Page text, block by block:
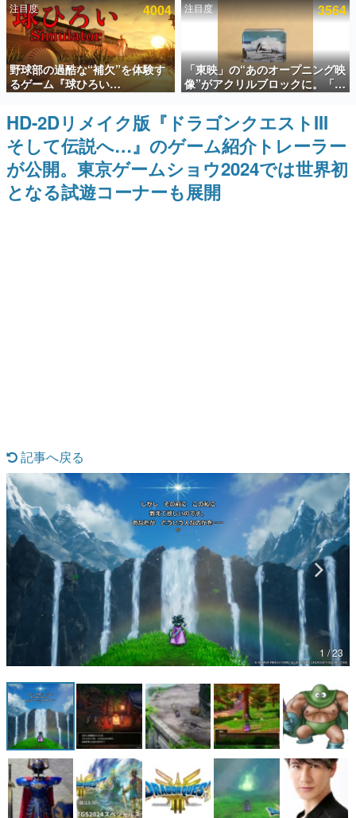
連載・特集一覧
殿堂入り記事
SNS拡散数が数千以上！ ページビュー数万以上！ などな
ど。多くの人々に読まれた、電ファミ渾身の“殿堂入り”記
事をまとめました。
ゲームの企画書
名作ゲームクリエイターの方々に製作時のエピソードをお
聞きし、ヒットする企画（ゲーム）とは何か？を探ってい
きます。
赫本
この物語を解いてはいけない。『赫本』は、〈試験問題〉
なんでゲームは面白い？
ゲーム開発者・hamatsu氏がゲームの魅力を画面や操作の
具体的な形から解き明かしていく、硬派で骨太な評論連載
です。
ゲームが変えた日本語
「経験値」「裏技」「ラスボス」… ゲームにまつわる言葉
の起源や用法の変遷を、コンピューター文化史研究家・タ
イニーP氏が徹底調査。
カテゴリ
マンガ
女性向け
アプリレビュー
その他
ルライク』無料公開。返事に失
敗すると「YOU DIED」
本体にはシャアのパーソナルマ
ークやジオン公国軍のエンブレ
ム、型式番号などを配置
注目度 4004
野球部の過酷な“補欠”を体験す
るゲーム『球ひろい
Simulator』が「1件」のウィッ
シュリストをもとにチェコ語に
対応しSNSで話題に。『キング
ダム・カム』開発元やチェコの
プロ野球選手から称賛の声
注目度 3564
「東映」の“あのオープニング映
像”がアクリルブロックに。「東
映ヒストリカル グッズコレクシ
ョン」が8月下旬より発売
HD-2Dリメイク版『ドラゴンクエストIII
そして伝説へ…』のゲーム紹介トレーラー
が公開。東京ゲームショウ2024では世界初
となる試遊コーナーも展開
記事へ戻る
1 / 23